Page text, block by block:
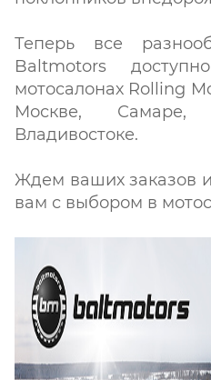
Теперь все
Baltmotors
мотосалонах Rolling
Москве, Самаре,
Владивостоке.
Ждем ваших заказов
вам с выбором в